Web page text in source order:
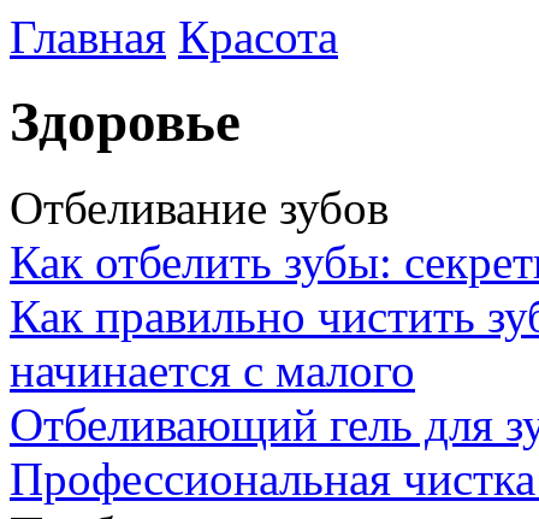
Главная Красота
Здоровье
Отбеливание зубов
Как отбелить зубы:
Как правильно чистить
начинается с малого
Отбеливающий гель для
Профессиональная